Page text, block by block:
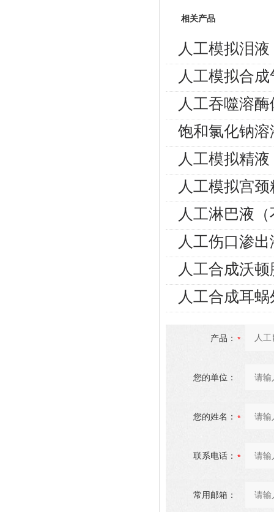
相关产品
人工模拟泪液
人工模拟合
人工吞噬溶
饱和氯化钠溶
人工模拟精
人工模拟宫
人工淋巴液
人工伤口渗出
人工合成沃顿
人工合成耳
产品：
您的单位：
您的姓名：
联系电话：
常用邮箱：